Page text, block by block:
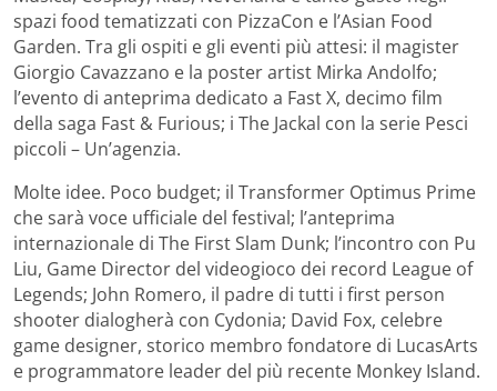
spazi food tematizzati con PizzaCon e l’Asian Food
Garden. Tra gli ospiti e gli eventi più attesi: il magister
Giorgio Cavazzano e la poster artist Mirka Andolfo;
l’evento di anteprima dedicato a Fast X, decimo film
della saga Fast & Furious; i The Jackal con la serie Pesci
piccoli – Un’agenzia.
Molte idee. Poco budget; il Transformer Optimus Prime
che sarà voce ufficiale del festival; l’anteprima
internazionale di The First Slam Dunk; l’incontro con Pu
Liu, Game Director del videogioco dei record League of
Legends; John Romero, il padre di tutti i first person
shooter dialogherà con Cydonia; David Fox, celebre
game designer, storico membro fondatore di LucasArts
e programmatore leader del più recente Monkey Island.